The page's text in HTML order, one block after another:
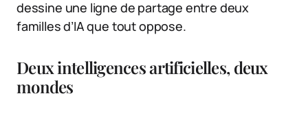
dessine une ligne de partage entre deux
familles d’IA que tout oppose.
Deux intelligences artificielles, deux
mondes